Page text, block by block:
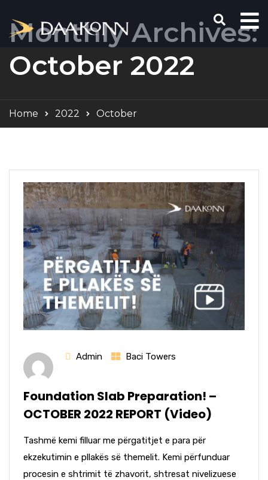
Monthly Archives:
October 2022
Home 2022 October
Admin Baci Towers
Foundation Slab Preparation! –
OCTOBER 2022 REPORT (Video)
Tashmë kemi filluar me përgatitjet e para për
ekzekutimin e pllakës së themelit. Kemi përfunduar
procesin e shtrimit të zhavorit, shtresat nivelizuese